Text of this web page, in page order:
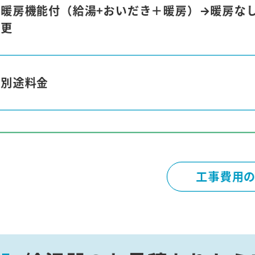
暖房機能付（給湯+おいだき＋暖房）→暖房な
更
別途料金
工事費用